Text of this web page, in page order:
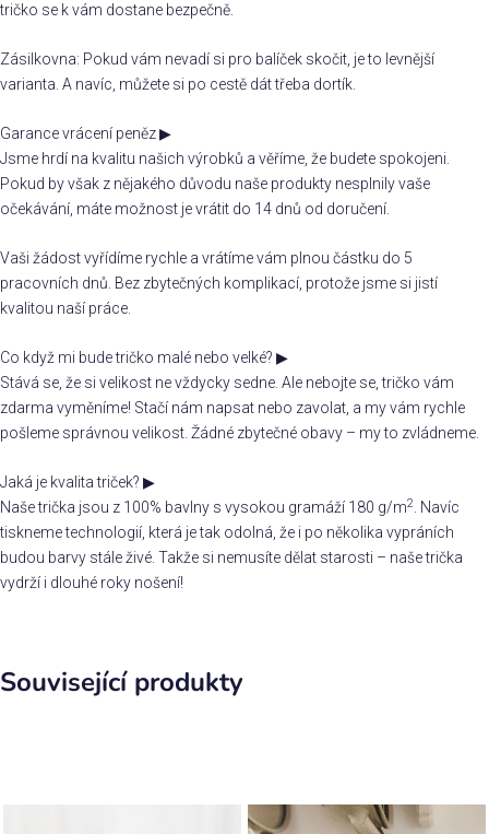
tričko se k vám dostane bezpečně.
Zásilkovna: Pokud vám nevadí si pro balíček skočit, je to levnější
varianta. A navíc, můžete si po cestě dát třeba dortík.
Garance vrácení peněz▶
Jsme hrdí na kvalitu našich výrobků a věříme, že budete spokojeni.
Pokud by však z nějakého důvodu naše produkty nesplnily vaše
očekávání, máte možnost je vrátit do 14 dnů od doručení.
Vaši žádost vyřídíme rychle a vrátíme vám plnou částku do 5
pracovních dnů. Bez zbytečných komplikací, protože jsme si jistí
kvalitou naší práce.
Co když mi bude tričko malé nebo velké? ▶
Stává se, že si velikost ne vždycky sedne. Ale nebojte se, tričko vám
zdarma vyměníme! Stačí nám napsat nebo zavolat, a my vám rychle
pošleme správnou velikost. Žádné zbytečné obavy – my to zvládneme.
Jaká je kvalita triček? ▶
Naše trička jsou z 100% bavlny s vysokou gramáží 180 g/m2
. Navíc
tiskneme technologií, která je tak odolná, že i po několika vypráních
budou barvy stále živé. Takže si nemusíte dělat starosti – naše trička
vydrží i dlouhé roky nošení!
Související produkty